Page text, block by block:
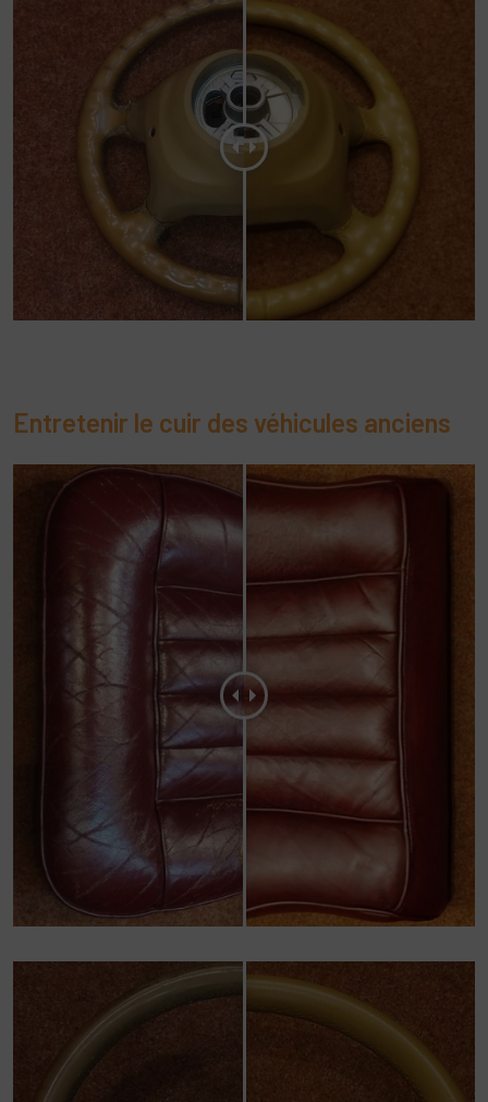
Entretenir le cuir des véhicules anciens